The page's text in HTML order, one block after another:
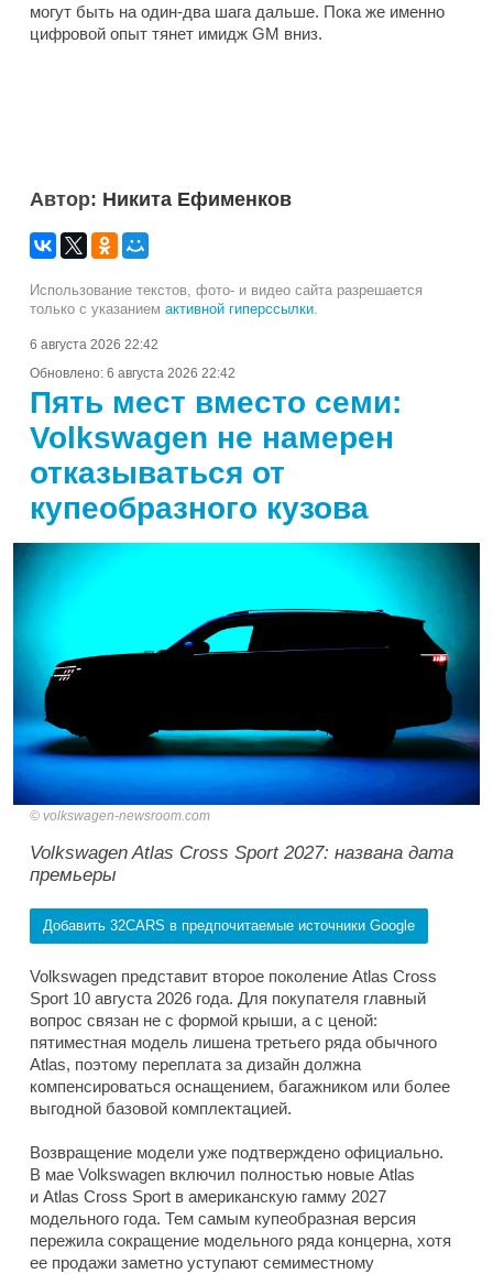
могут быть на один-два шага дальше. Пока же именно
цифровой опыт тянет имидж GM вниз.
Автор: Никита Ефименков
Использование текстов, фото- и видео сайта разрешается
только с указанием активной гиперссылки
6 августа 2026 22:42
Обновлено: 6 августа 2026 22:42
Пять мест вместо семи:
Volkswagen не намерен
отказываться от
купеобразного кузова
volkswagen-newsroom.com
Volkswagen Atlas Cross Sport 2027: названа дата
премьеры
Добавить 32CARS в предпочитаемые источники Google
Volkswagen представит второе поколение Atlas Cross
Sport 10 августа 2026 года. Для покупателя главный
вопрос связан не с формой крыши, а с ценой:
пятиместная модель лишена третьего ряда обычного
Atlas, поэтому переплата за дизайн должна
компенсироваться оснащением, багажником или более
выгодной базовой комплектацией.
Возвращение модели уже подтверждено официально.
В мае Volkswagen включил полностью новые Atlas
и Atlas Cross Sport в американскую гамму 2027
модельного года. Тем самым купеобразная версия
пережила сокращение модельного ряда концерна, хотя
ее продажи заметно уступают семиместному